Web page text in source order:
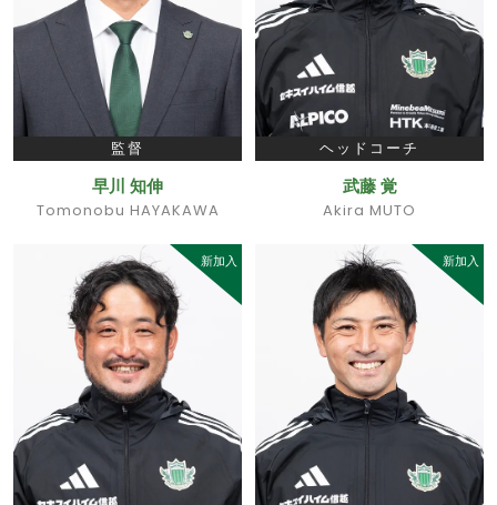
監督
早川 知伸
Tomonobu HAYAKAWA
ヘッドコーチ
武藤 覚
Akira MUTO
新加入 新加入